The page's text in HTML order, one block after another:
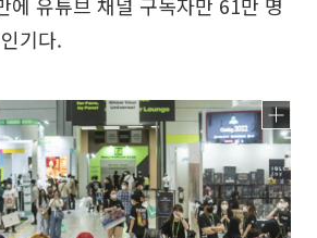
에 유튜브 채널 구독자만 61만 명
기다.